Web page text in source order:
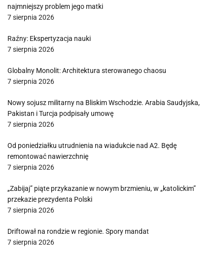
najmniejszy problem jego matki
7 sierpnia 2026
Raźny: Ekspertyzacja nauki
7 sierpnia 2026
Globalny Monolit: Architektura sterowanego chaosu
7 sierpnia 2026
Nowy sojusz militarny na Bliskim Wschodzie. Arabia Saudyjska,
Pakistan i Turcja podpisały umowę
7 sierpnia 2026
Od poniedziałku utrudnienia na wiadukcie nad A2. Będę
remontować nawierzchnię
7 sierpnia 2026
„Zabijaj” piąte przykazanie w nowym brzmieniu, w „katolickim”
przekazie prezydenta Polski
7 sierpnia 2026
Driftował na rondzie w regionie. Spory mandat
7 sierpnia 2026